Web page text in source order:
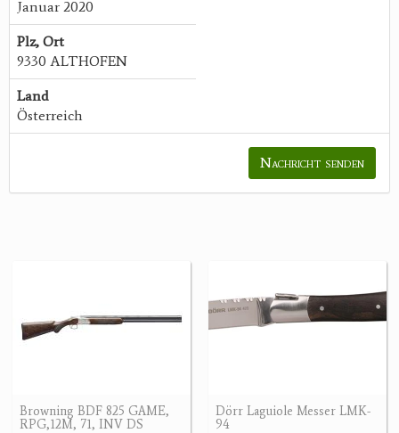
Januar 2020
Plz, Ort
9330 ALTHOFEN
Land
Österreich
Nachricht senden
Browning BDF 825 GAME,
RPG,12M, 71, INV DS
Dörr Laguiole Messer LMK-
94